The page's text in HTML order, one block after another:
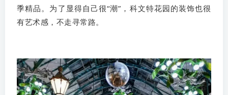
季精品。为了显得自己很“潮”，科文特花园的装饰也很
有艺术感，不走寻常路。